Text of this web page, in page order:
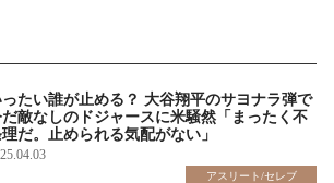
ったい誰が止める？ 大谷翔平のサヨナラ弾で
敵なしのドジャースに米騒然「まったく不
だ。止められる気配がない」
アスリート/セレブ